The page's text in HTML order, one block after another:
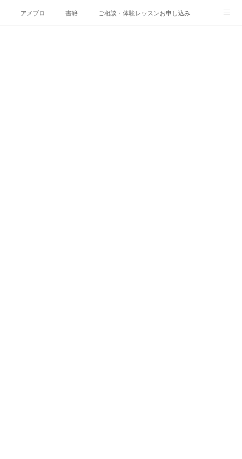
アメブロ 書籍 ご相談・体験レッスンお申し込み